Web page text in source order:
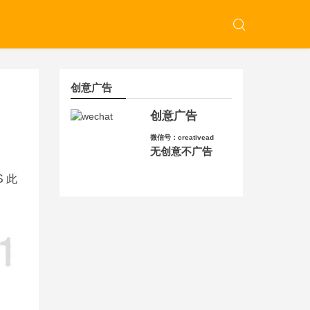
此
创意广告
创意广告
微信号：creativead
无创意不广告